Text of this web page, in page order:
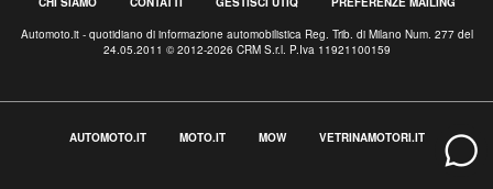
Automoto.it - quotidiano di informazione automobilistica Reg. Trib. di Milano Num. 277 del
24.05.2011 © 2012-2026 CRM S.r.l. P.Iva 11921100159
AUTOMOTO.IT MOTO.IT MOW VETRINAMOTORI.IT